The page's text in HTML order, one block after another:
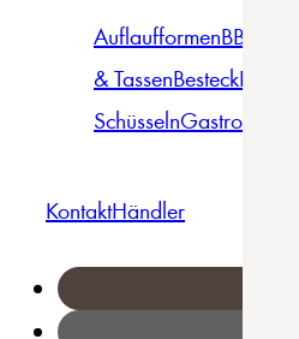
AuflaufformenBBQ
& TassenBesteckBowls &
SchüsselnGastro
KontaktHändler